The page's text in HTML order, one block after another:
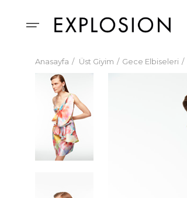
Anasayfa Üst Giyim Gece Elbiseleri